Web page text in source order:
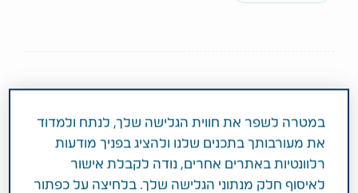
במטרה לשפר את חווית הגלישה שלך, לנתח ולמדוד
את מעורבותך בתכנים שלנו ולהציג בפניך מודעות
רלוונטיות באתרים אחרים, נודה לקבלת אישור
לאיסוף חלק מנתוני הגלישה שלך. בלחיצה על כפתור